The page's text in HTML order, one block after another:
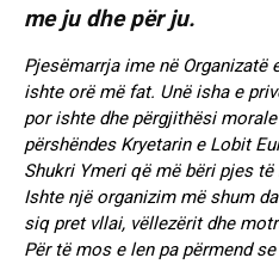
me ju dhe për ju.
Pjesëmarrja ime në
ishte orë më fat. Unë isha e
por ishte dhe përgjithësi
përshëndes Kryetarin e Lobit
Shukri Ymeri që më bëri pjes
Ishte një organizim më shum
siq pret vllai, vëllezërit dhe
Për të mos e len pa përmend